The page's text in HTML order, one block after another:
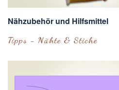
Nähzubehör und Hilfsmittel
Tipps - Nähte & Stiche